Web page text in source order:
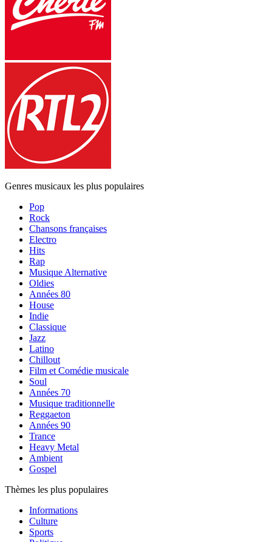
Genres musicaux les plus populaires
Pop
Rock
Chansons françaises
Electro
Hits
Rap
Musique Alternative
Oldies
Années 80
House
Indie
Classique
Jazz
Latino
Chillout
Film et Comédie musicale
Soul
Années 70
Musique traditionnelle
Reggaeton
Années 90
Trance
Heavy Metal
Ambient
Gospel
Thèmes les plus populaires
Informations
Culture
Sports